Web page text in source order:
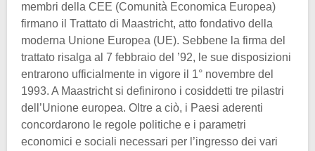
membri della CEE (Comunità Economica Europea)
firmano il Trattato di Maastricht, atto fondativo della
moderna Unione Europea (UE). Sebbene la firma del
trattato risalga al 7 febbraio del ’92, le sue disposizioni
entrarono ufficialmente in vigore il 1° novembre del
1993. A Maastricht si definirono i cosiddetti tre pilastri
dell’Unione europea. Oltre a ciò, i Paesi aderenti
concordarono le regole politiche e i parametri
economici e sociali necessari per l’ingresso dei vari